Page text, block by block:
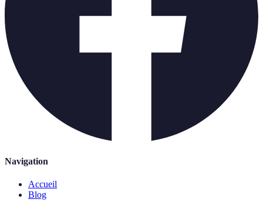
Navigation
Accueil
Blog